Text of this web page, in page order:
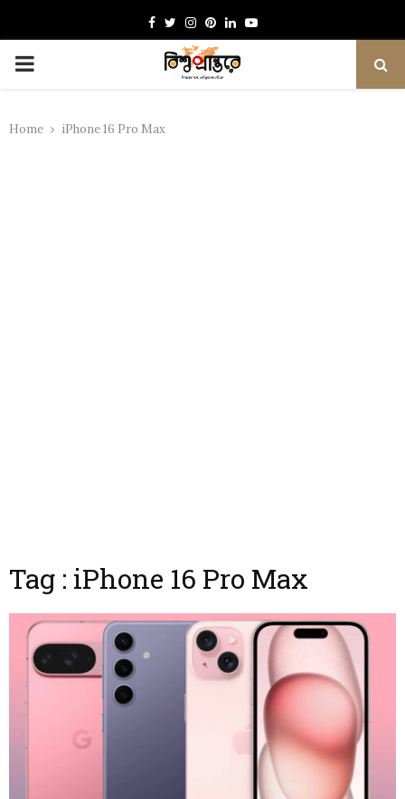
Facebook
TwitterInstagram
Pinterest
LinkedinYoutube
PRIMARY
Home iPhone 16 Pro Max
Tag : iPhone 16 Pro Max